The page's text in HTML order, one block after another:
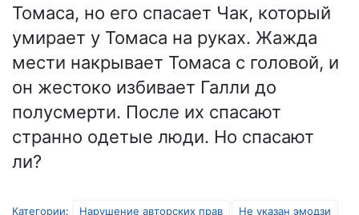
Томаса, но его спасает Чак, который
умирает у Томаса на руках. Жажда
мести накрывает Томаса с головой, и
он жестоко избивает Галли до
полусмерти. После их спасают
странно одетые люди. Но спасают
ли?
Категории: Нарушение авторских прав Не указан эмодзи